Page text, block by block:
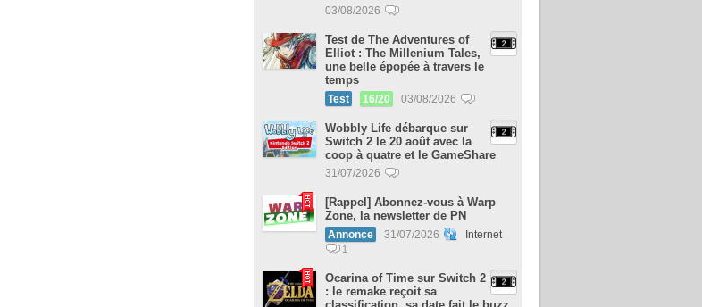
03/08/2026
Test de The Adventures of
Elliot : The Millenium Tales,
une belle épopée à travers le
temps
Test 16/20 03/08/2026
Wobbly Life débarque sur
Switch 2 le 20 août avec la
coop à quatre et le GameShare
31/07/2026
[Rappel] Abonnez-vous à Warp
Zone, la newsletter de PN
Annonce 31/07/2026 Internet
1
Ocarina of Time sur Switch 2
: le remake reçoit sa